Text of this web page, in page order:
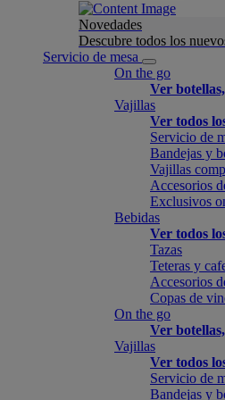
Novedades
Descubre todos los
Servicio de mesa
On the go
Ver
Vajillas
Ver todos
Servicio de
Bandejas y
Vajillas
Accesorios
Exclusivos
Bebidas
Ver todos
Tazas
Teteras y
Accesorios
Copas de
On the go
Ver
Vajillas
Ver todos
Servicio de
Bandejas y